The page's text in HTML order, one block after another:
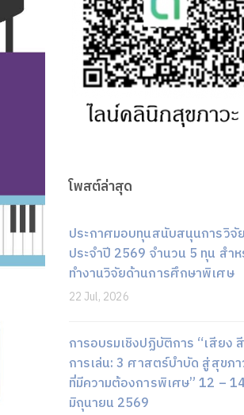
โพสต์ล่าสุด
ประกาศมอบทุนสนับสนุนการวิจัย
ประจำปี 2569 จำนวน 5 ทุน สำ
ทำงานวิจัยด้านการศึกษาพิเศษ
22 Jul, 2026
การอบรมเชิงปฏิบัติการ “เสียง
การเล่น: 3 ศาสตร์บำบัด สู่สุขภา
ที่มีความต้องการพิเศษ” 12 – 14
มิถุนายน 2569